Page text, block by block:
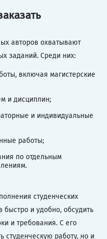
авторов охватывают
заданий. Среди них:
включая магистерские
и дисциплин;
и индивидуальные
работы;
по отдельным
студенческих
быстро и удобно, обсудить
и требования. С его
студенческую работу, но и